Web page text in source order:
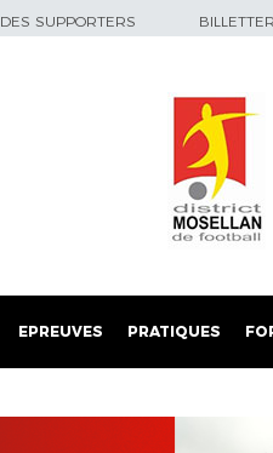
SUPPORTERS
EPREUVES PRATIQUES